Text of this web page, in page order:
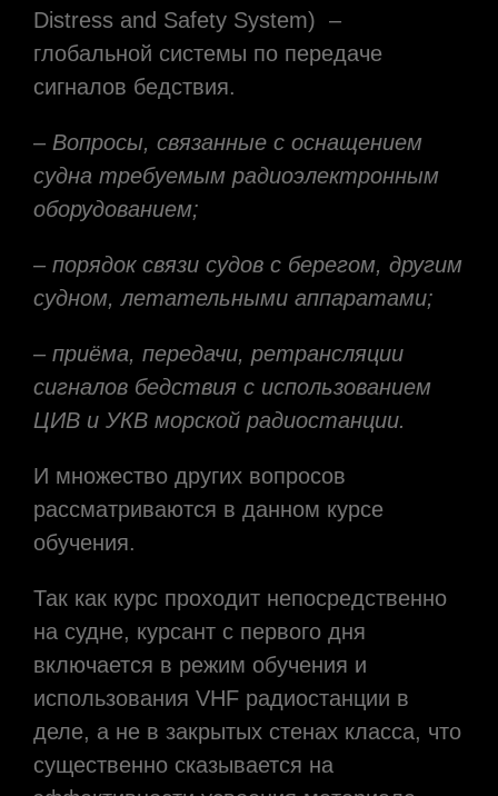
Distress and Safety System) –
глобальной системы по передаче
сигналов бедствия.
– Вопросы, связанные с оснащением
судна требуемым радиоэлектронным
оборудованием;
– порядок связи судов с берегом, другим
судном, летательными аппаратами;
– приёма, передачи, ретрансляции
сигналов бедствия с использованием
ЦИВ и УКВ морской радиостанции.
И множество других вопросов
рассматриваются в данном курсе
обучения.
Так как курс проходит непосредственно
на судне, курсант с первого дня
включается в режим обучения и
использования VHF радиостанции в
деле, а не в закрытых стенах класса, что
существенно сказывается на